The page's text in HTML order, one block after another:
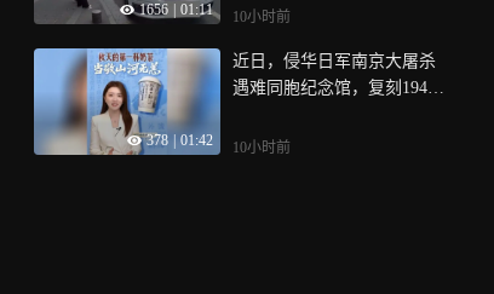
1656 01:11 10小时前
378 01:42
近日，侵华日军南京大屠杀
遇难同胞纪念馆，复刻1945
外的饮品纸杯走红网络，把
10小时前